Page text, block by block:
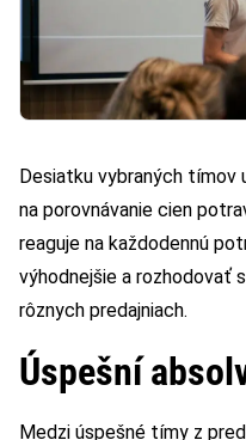
Desiatku vybraných tímov
na porovnávanie cien
reaguje na každodennú
výhodnejšie a rozhodovať
rôznych predajniach.
Úspešní
Medzi úspešné tímy z